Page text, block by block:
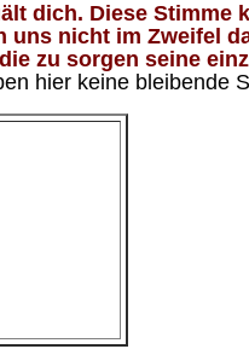
dich. Diese
nicht im Zweifel
zu sorgen seine
hier keine bleibende